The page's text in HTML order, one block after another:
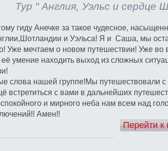
Тур " Англия, Уэльс и сердце
гиду Анечке за такое чудесное,
и Уэльса! Я и Саша, мы
Уже мечтаем о новом путешествии! Уже во
умение находить выход из сложных
слова нашей группе!Мы путешествовали с
с вами в дальнейших
и мирного неба нам всем над
Амен!!
Перейти к